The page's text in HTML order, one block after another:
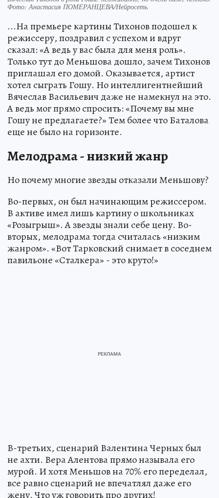
Фото: Анастасия ПОМЕРАНЦЕВА/Нейросеть
...На премьере картины Тихонов подошел к
режиссеру, поздравил с успехом и вдруг
сказал: «А ведь у вас была для меня роль».
Только тут до Меньшова дошло, зачем Тихонов
приглашал его домой. Оказывается, артист
хотел сыграть Гошу. Но интеллигентнейший
Вячеслав Васильевич даже не намекнул на это.
А ведь мог прямо спросить: «Почему вы мне
Гошу не предлагаете?» Тем более что Баталова
еще не было на горизонте.
Мелодрама - низкий жанр
Но почему многие звезды отказали Меньшову?
Во-первых, он был начинающим режиссером.
В активе имел лишь картину о школьниках
«Розыгрыш». А звезды знали себе цену. Во-
вторых, мелодрама тогда считалась «низким
жанром». «Вот Тарковский снимает в соседнем
павильоне «Сталкера» - это круто!»
В-третьих, сценарий Валентина Черных был
не ахти. Вера Алентова прямо называла его
мурой. И хотя Меньшов на 70% его переделал,
все равно сценарий не впечатлял даже его
жену. Что уж говорить про других!